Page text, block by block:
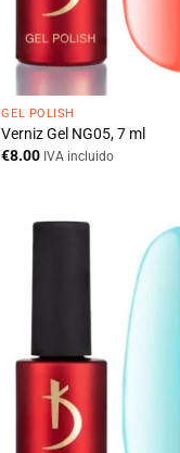
GEL POLISH
Verniz Gel NG05, 7 ml
€8.00 IVA incluido